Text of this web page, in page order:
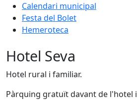
Calendari municipal
Festa del Bolet
Hemeroteca
Hotel Seva
Hotel rural i familiar.
Pàrquing gratuït davant de l'hotel